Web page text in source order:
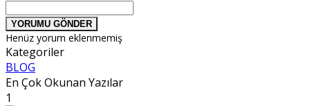
YORUMU GÖNDER
Henüz yorum eklenmemiş
Kategoriler
BLOG
En Çok Okunan Yazılar
1